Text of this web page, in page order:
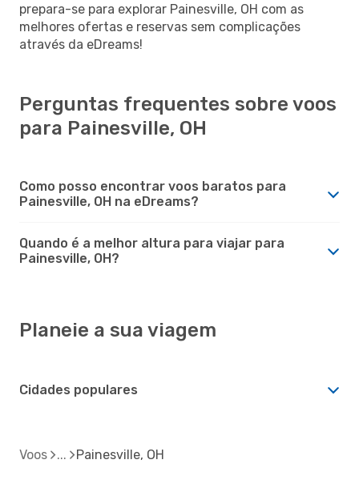
prepara-se para explorar Painesville, OH com as
melhores ofertas e reservas sem complicações
através da eDreams!
Perguntas frequentes sobre voos
para Painesville, OH
Como posso encontrar voos baratos para
Painesville, OH na eDreams?
Quando é a melhor altura para viajar para
Painesville, OH?
Planeie a sua viagem
Cidades populares
Voos Painesville, OH